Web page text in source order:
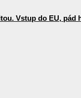
Vstup do EU, pád